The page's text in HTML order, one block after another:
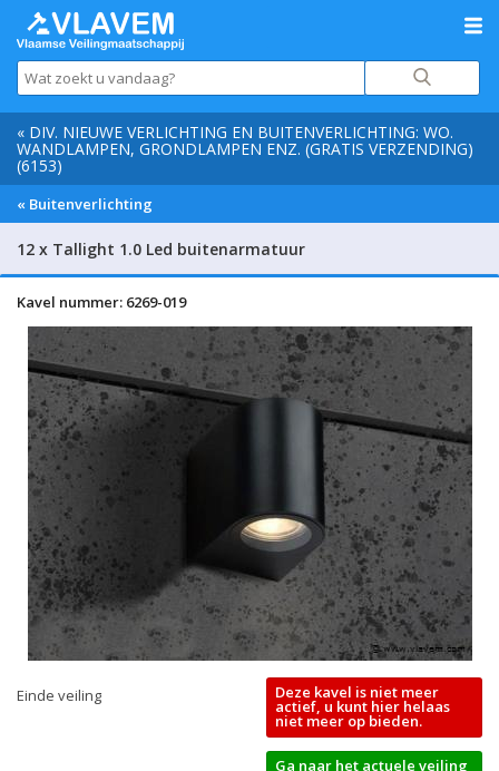
« DIV. NIEUWE VERLICHTING EN BUITENVERLICHTING: WO.
WANDLAMPEN, GRONDLAMPEN ENZ. (GRATIS VERZENDING)
(6153)
« Buitenverlichting
12 x Tallight 1.0 Led buitenarmatuur
Kavel nummer: 6269-019
Einde veiling Deze kavel is niet meer
actief, u kunt hier helaas
niet meer op bieden.
Ga naar het actuele veiling